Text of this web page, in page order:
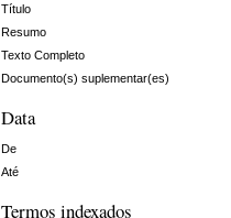
Título
Resumo
Texto Completo
Documento(s) suplementar(es)
Data
De
Até
Termos indexados